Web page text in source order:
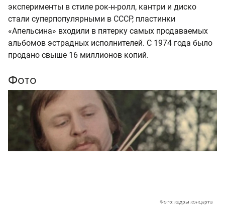
эксперименты в стиле рок-н-ролл, кантри и диско
стали суперпопулярными в СССР, пластинки
«Апельсина» входили в пятерку самых продаваемых
альбомов эстрадных исполнителей. С 1974 года было
продано свыше 16 миллионов копий.
Фото
Фото: кадры концерта